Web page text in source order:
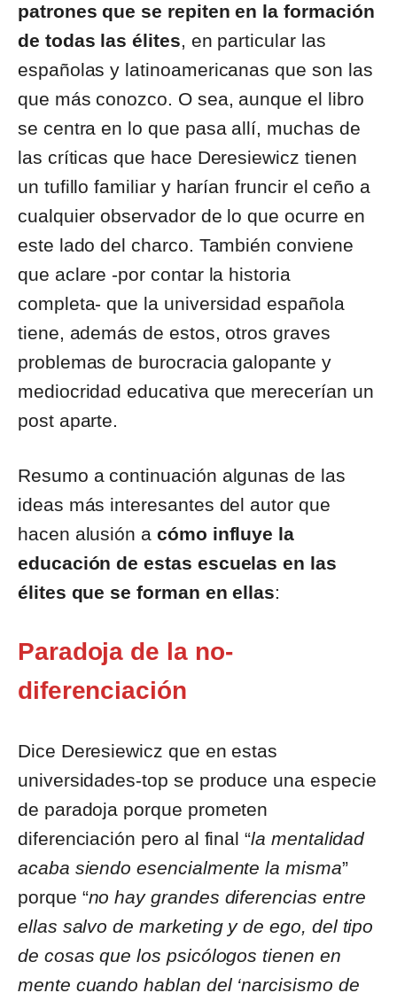
patrones que se repiten en la formación
de todas las élites, en particular las
españolas y latinoamericanas que son las
que más conozco. O sea, aunque el libro
se centra en lo que pasa allí, muchas de
las críticas que hace Deresiewicz tienen
un tufillo familiar y harían fruncir el ceño a
cualquier observador de lo que ocurre en
este lado del charco. También conviene
que aclare -por contar la historia
completa- que la universidad española
tiene, además de estos, otros graves
problemas de burocracia galopante y
mediocridad educativa que merecerían un
post aparte.
Resumo a continuación algunas de las
ideas más interesantes del autor que
hacen alusión a cómo influye la
educación de estas escuelas en las
élites que se forman en ellas:
Paradoja de la no-
diferenciación
Dice Deresiewicz que en estas
universidades-top se produce una especie
de paradoja porque prometen
diferenciación pero al final “la mentalidad
acaba siendo esencialmente la misma”
porque “no hay grandes diferencias entre
ellas salvo de marketing y de ego, del tipo
de cosas que los psicólogos tienen en
mente cuando hablan del ‘narcisismo de